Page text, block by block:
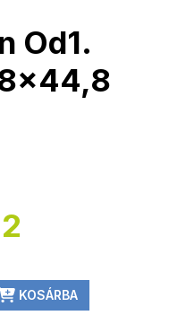
Od1.
KOSÁRBA